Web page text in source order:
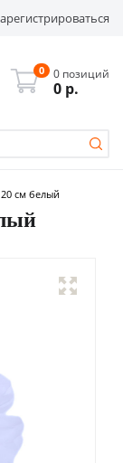
0 0 позиций
0 р.
см белый